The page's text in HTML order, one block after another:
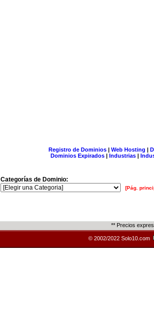
Registro de Dominios| Web Hosting |
Dominios Expirados | Industrias |
Categorías de Dominio:
[Pág.
** Precios
© 2002/2022 Solo10.com